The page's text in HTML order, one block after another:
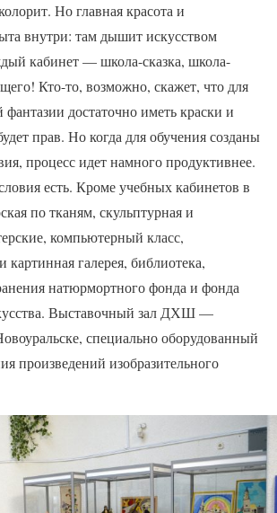
Но главная красота и
внутри: там дышит искусством
кабинет — школа-сказка, школа-
Кто-то, возможно, скажет, что для
фантазии достаточно иметь краски и
прав. Но когда для обучения созданы
процесс идет намного продуктивнее.
есть. Кроме учебных кабинетов в
по тканям, скульптурная и
компьютерный класс,
картинная галерея, библиотека,
натюрмортного фонда и фонда
Выставочный зал ДХШ —
специально оборудованный
произведений изобразительного